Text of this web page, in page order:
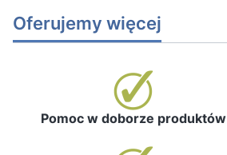
Oferujemy więcej
Pomoc w doborze produktów